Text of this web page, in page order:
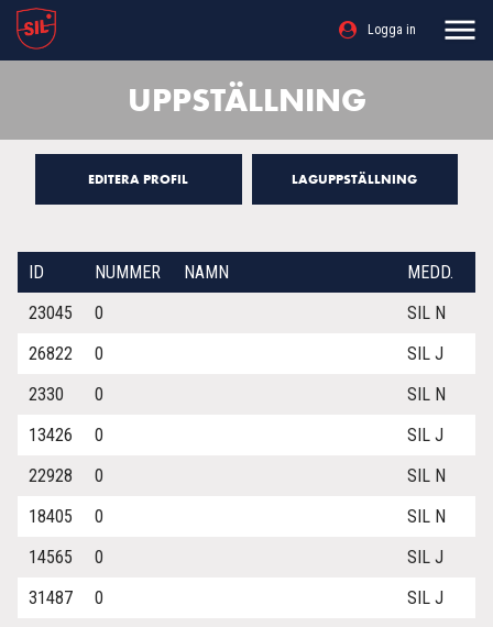
Logga in
UPPSTÄLLNING
EDITERA PROFIL LAGUPPSTÄLLNING
ID NUMMER NAMN
MEDD.
23045
0
SIL N
26822
0
SIL J
2330
0
SIL N
13426
0
SIL J
22928
0
SIL N
18405
0
SIL N
14565
0
SIL J
31487
0
SIL J